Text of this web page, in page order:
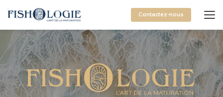
au
principal
Contactez-nous